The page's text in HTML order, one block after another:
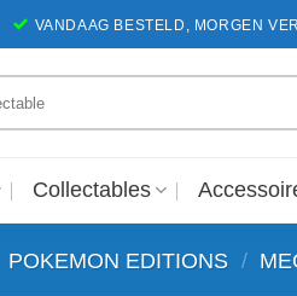
VANDAAG BESTELD, MORGEN
Collectables
POKEMON EDITIONS /